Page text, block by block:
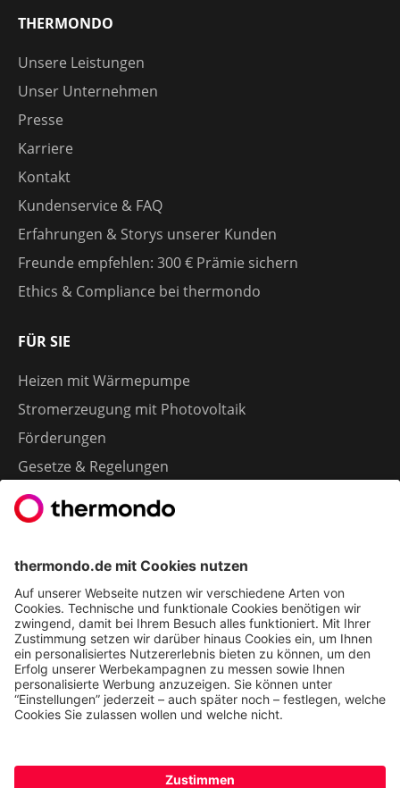
THERMONDO
Unsere Leistungen
Unser Unternehmen
Presse
Karriere
Kontakt
Kundenservice & FAQ
Erfahrungen & Storys unserer Kunden
Freunde empfehlen: 300 € Prämie sichern
Ethics & Compliance bei thermondo
FÜR SIE
Heizen mit Wärmepumpe
Stromerzeugung mit Photovoltaik
Förderungen
Gesetze & Regelungen
Heizen mit Gas
Vergleichen & Entscheiden
FOLGEN SIE UNS
YouTube
Instagram